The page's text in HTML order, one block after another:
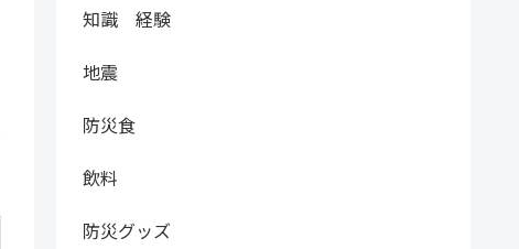
知識 経験
地震
防災食
飲料
防災グッズ